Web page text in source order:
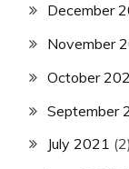
December
November
October
September
July 2021 (2)